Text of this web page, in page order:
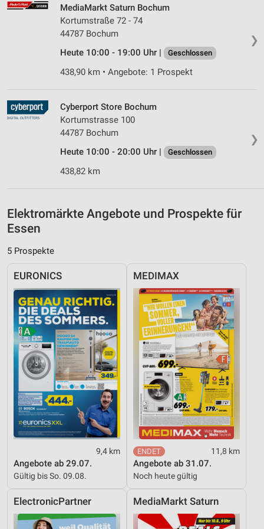
❯
MediaMarkt Saturn Bochum
Kortumstraße 72 - 74
44787 Bochum
Heute 10:00 - 19:00 Uhr |
Geschlossen
438,90 km • Angebote: 1 Prospekt
❯
Cyberport Store Bochum
Kortumstrasse 100
44787 Bochum
Heute 10:00 - 20:00 Uhr |
Geschlossen
438,82 km
Elektromärkte Angebote und Prospekte für
Essen
5 Prospekte
EURONICS
9,4 km
Angebote ab 29.07.
Gültig bis So. 09.08.
MEDIMAX
11,8 km
Angebote ab 31.07.
Noch heute gültig
ElectronicPartner MediaMarkt Saturn
personalisierter Werbung
Erstellung von Profilen zur Personalisierung
von Inhalten
personalisierter Inhalte
Messung der Performance von Inhalten
Analyse von Zielgruppen durch Statistiken oder
Kombinationen von Daten aus verschiedenen
Verwendung reduzierter Daten zur Auswahl von
Inhalten
Geräte anhand von aktiv angeforderten
Informationen identifizieren
Nicht-IAB-Verarbeitungszwecke:
Notwendig
Performance
Funktional
Werbung